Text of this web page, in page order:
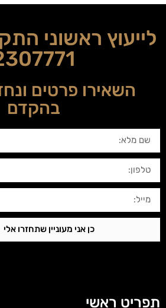
לייעוץ ראשוני
השאירו פרטים
בהקדם
כן אני מעוניין שתחזרו אלי
תפריט ראשי